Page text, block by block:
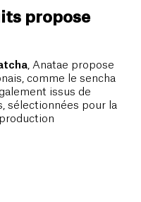
propose
, Anatae propose
comme le sencha
issus de
sélectionnées pour la